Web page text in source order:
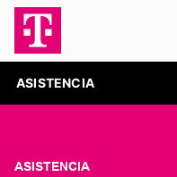
ASISTENCIA
ASISTENCIA